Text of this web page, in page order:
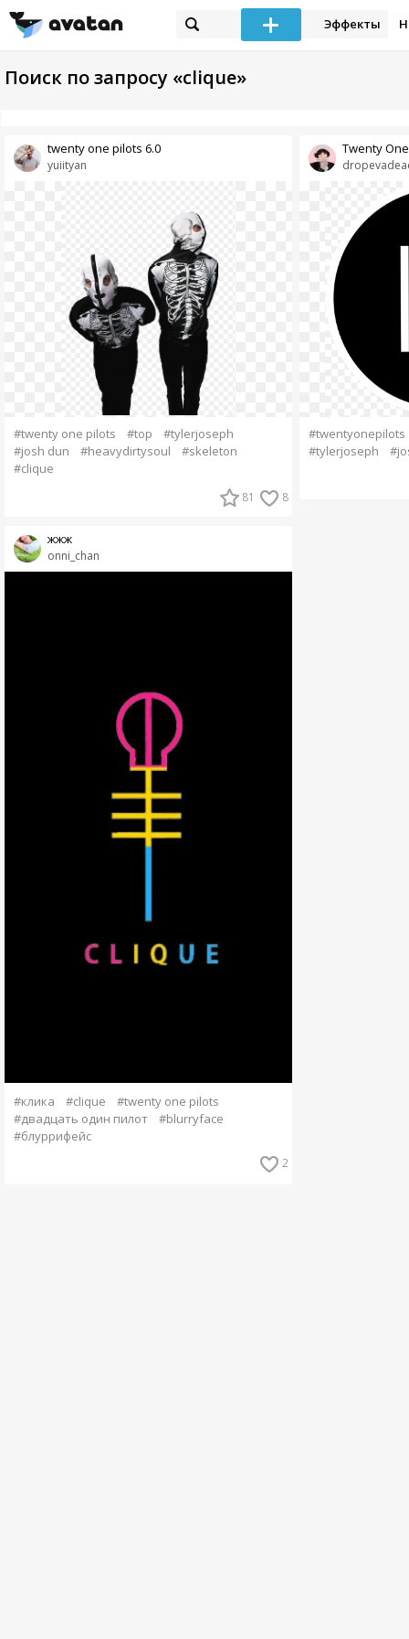
Эффекты
Поиск по запросу «clique»
yuiityan
twenty one pilots 6.0
#twenty one pilots #top
#tylerjoseph
#josh dun
#heavydirtysoul
#skeleton
#clique
81 8
onni_chan
жжж
#клика #clique
#twenty one pilots
#двадцать один пилот
#blurryface
#блуррифейс
2
Twenty
#twentyonepilots
#tylerjoseph